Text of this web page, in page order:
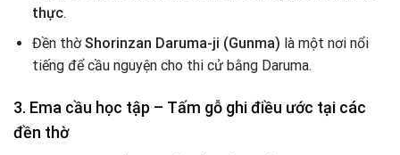
thực.
Đền thờShorinzan Daruma-ji (Gunma) là một nơi nổi
tiếng để cầu nguyện cho thi cử bằng Daruma.
3. Ema cầu học tập – Tấm gỗ ghi điều ước tại các
đền thờ